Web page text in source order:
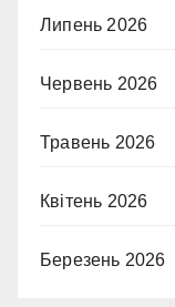
Липень 2026
Червень 2026
Травень 2026
Квітень 2026
Березень 2026